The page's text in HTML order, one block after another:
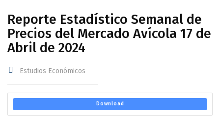
Reporte Estadístico Semanal de
Precios del Mercado Avícola 17 de
Abril de 2024
Estudios Económicos
Download